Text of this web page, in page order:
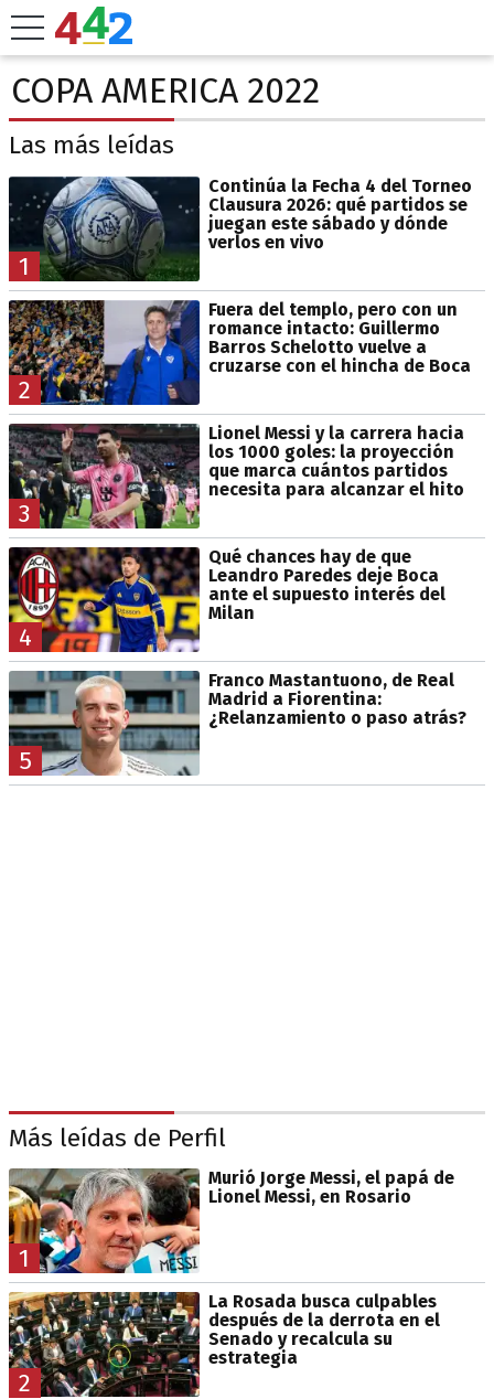
COPA AMERICA 2022
Las más leídas
1
Continúa la Fecha 4 del Torneo
Clausura 2026: qué partidos se
juegan este sábado y dónde
verlos en vivo
2
Fuera del templo, pero con un
romance intacto: Guillermo
Barros Schelotto vuelve a
cruzarse con el hincha de Boca
3
Lionel Messi y la carrera hacia
los 1000 goles: la proyección
que marca cuántos partidos
necesita para alcanzar el hito
4
Qué chances hay de que
Leandro Paredes deje Boca
ante el supuesto interés del
Milan
5
Franco Mastantuono, de Real
Madrid a Fiorentina:
¿Relanzamiento o paso atrás?
Más leídas de Perfil
1
Murió Jorge Messi, el papá de
Lionel Messi, en Rosario
2
La Rosada busca culpables
después de la derrota en el
Senado y recalcula su
estrategia